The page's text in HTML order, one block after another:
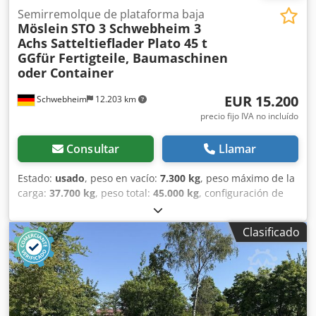
muestra--, más datos en: !, Más detalles: ! Codpfxezn Nyts
Ag Tsha
Schwebheim 12.203 km
Semirremolque de plataforma baja
Möslein STO 3 Schwebheim 3
Achs Satteltieflader Plato 45 t
GGfür Fertigteile, Baumaschinen
oder Container
EUR 15.200
precio fijo IVA no incluído
Consultar Llamar
Estado: usado, peso en vacío: 7.300 kg, peso máximo de la
carga: 37.700 kg, peso total: 45.000 kg, configuración de
03/2019
tamaño del neumático:235/75R17,5 --/140J, color:otro,
tipo de engranaje:
, tamaño del neumático delantero:
235/75R17,5 --/140J
, tamaño del neumático trasero:
235/75R17,5 --/140J
, cabina del conductor:otro
, clase de
emisión:ninguno , Equipamiento:ABS, freno de aire
comprimido, Versión reforzada, longitud del bastidor alto
aprox. 4.180 mm, longitud del bastidor bajo aprox. 9.400
Clasificado